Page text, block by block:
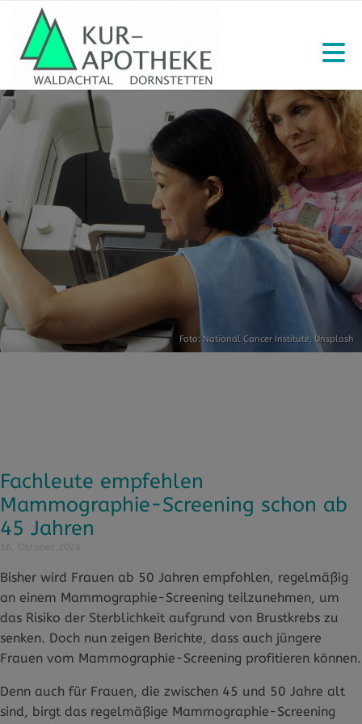
Foto: National Cancer Institute, Unsplash
Fachleute empfehlen
Mammographie-Screening schon ab
45 Jahren
Bisher wird Frauen ab 50 Jahren empfohlen, regelmäßig
an einem Mammographie-Screening teilzunehmen, um
das Risiko der Sterblichkeit aufgrund von Brustkrebs zu
senken. Doch nun zeigen Berichte, dass auch jüngere
Frauen vom Mammographie-Screening profitieren können.
Denn auch für Frauen, die zwischen 45 und 50 Jahre alt
sind, birgt das regelmäßige Mammographie-Screening